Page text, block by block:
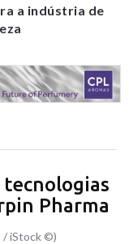
a indústria de
tecnologias
Pharma
/ iStock ©)